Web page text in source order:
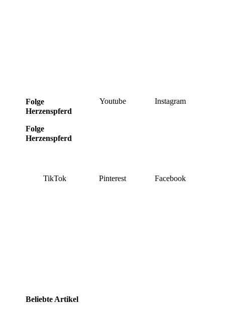
Folge
Herzenspferd
Folge
Herzenspferd
Youtube Instagram
TikTok Pinterest Facebook
Beliebte Artikel